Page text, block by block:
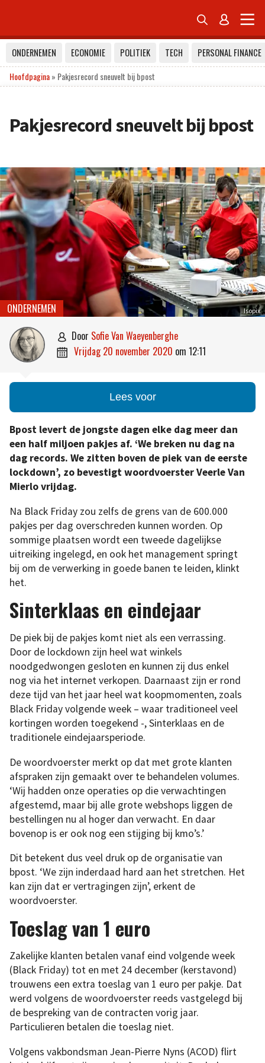
 
ONDERNEMEN ECONOMIE POLITIEK TECH
PERSONAL FINANCE
Hoofdpagina» Pakjesrecord sneuvelt bij bpost
Pakjesrecord sneuvelt bij bpost
Isopix
ONDERNEMEN
 door Sofie Van Waeyenberghe
 vrijdag 20 november 2020 om 12:11
Lees voor
Bpost levert de jongste dagen elke dag meer dan
een half miljoen pakjes af. ‘We breken nu dag na
dag records. We zitten boven de piek van de eerste
lockdown’, zo bevestigt woordvoerster Veerle Van
Mierlo vrijdag.
Na Black Friday zou zelfs de grens van de 600.000
pakjes per dag overschreden kunnen worden. Op
sommige plaatsen wordt een tweede dagelijkse
uitreiking ingelegd, en ook het management springt
bij om de verwerking in goede banen te leiden, klinkt
het.
Sinterklaas en eindejaar
De piek bij de pakjes komt niet als een verrassing.
Door de lockdown zijn heel wat winkels
noodgedwongen gesloten en kunnen zij dus enkel
nog via het internet verkopen. Daarnaast zijn er rond
deze tijd van het jaar heel wat koopmomenten, zoals
Black Friday volgende week – waar traditioneel veel
kortingen worden toegekend -, Sinterklaas en de
traditionele eindejaarsperiode.
De woordvoerster merkt op dat met grote klanten
afspraken zijn gemaakt over te behandelen volumes.
‘Wij hadden onze operaties op die verwachtingen
afgestemd, maar bij alle grote webshops liggen de
bestellingen nu al hoger dan verwacht. En daar
bovenop is er ook nog een stijging bij kmo’s.’
Dit betekent dus veel druk op de organisatie van
bpost. ‘We zijn inderdaad hard aan het stretchen. Het
kan zijn dat er vertragingen zijn’, erkent de
woordvoerster.
Toeslag van 1 euro
Zakelijke klanten betalen vanaf eind volgende week
(Black Friday) tot en met 24 december (kerstavond)
trouwens een extra toeslag van 1 euro per pakje. Dat
werd volgens de woordvoerster reeds vastgelegd bij
de bespreking van de contracten vorig jaar.
Particulieren betalen die toeslag niet.
Volgens vakbondsman Jean-Pierre Nyns (ACOD) flirt